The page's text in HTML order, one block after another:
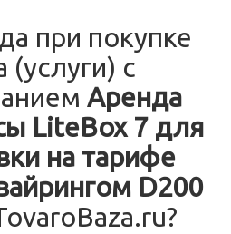
при покупке
(услуги) с
Аренда
LiteBox 7 для
на тарифе
D200